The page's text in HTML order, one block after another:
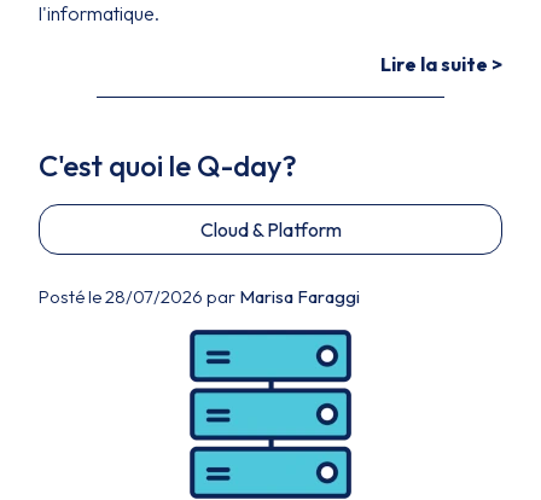
l'informatique.
Lire la suite >
C'est quoi le Q-day?
Cloud & Platform
Posté le 28/07/2026 par Marisa Faraggi